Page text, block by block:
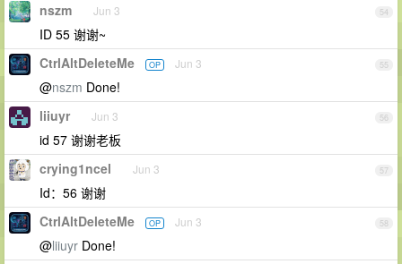
54
nszm Jun 3
ID 55 谢谢~
55
CtrlAltDeleteMe OP Jun 3
@nszm Done!
56
liiuyr Jun 3
id 57 谢谢老板
57
crying1ncel Jun 3
Id：56 谢谢
58
CtrlAltDeleteMe OP Jun 3
@liiuyr Done!